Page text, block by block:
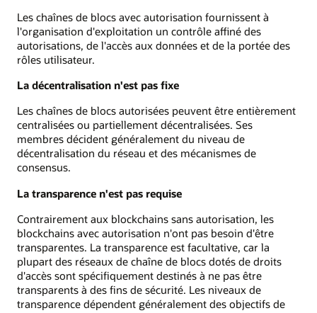
Les chaînes de blocs avec autorisation fournissent à
l'organisation d'exploitation un contrôle affiné des
autorisations, de l'accès aux données et de la portée des
rôles utilisateur.
La décentralisation n'est pas fixe
Les chaînes de blocs autorisées peuvent être entièrement
centralisées ou partiellement décentralisées. Ses
membres décident généralement du niveau de
décentralisation du réseau et des mécanismes de
consensus.
La transparence n'est pas requise
Contrairement aux blockchains sans autorisation, les
blockchains avec autorisation n'ont pas besoin d'être
transparentes. La transparence est facultative, car la
plupart des réseaux de chaîne de blocs dotés de droits
d'accès sont spécifiquement destinés à ne pas être
transparents à des fins de sécurité. Les niveaux de
transparence dépendent généralement des objectifs de